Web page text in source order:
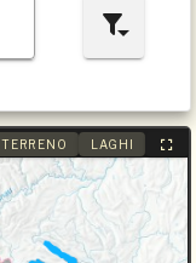
TERRENO LAGHI